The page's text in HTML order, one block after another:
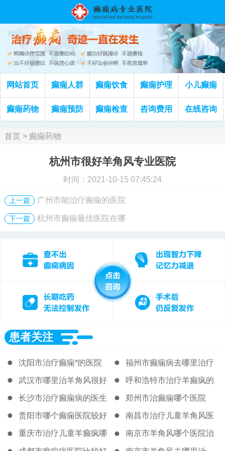
网站首页 癫痫人群 癫痫饮食 癫痫护理 小儿癫痫
癫痫药物 癫痫预防 癫痫检查 咨询费用 在线咨询
首页> 癫痫药物
杭州市很好羊角风专业医院
时间：2021-10-15 07:45:24
上一篇 广州市能治疗癫痫的医院
下一篇 杭州市癫痫最佳医院在哪
患者关注
沈阳市治疗癫痫*的医院 福州市癫痫病去哪里治疗
好
武汉市哪里治羊角风很好 呼和浩特市治疗羊癫疯的
著名医院
长沙市治疗癫痫病的医生 郑州市治癫痫哪个医院
贵阳市哪个癫痫医院较好 南昌市治疗儿童羊角风医
院
重庆市治疗儿童羊癫疯哪 南京市羊角风哪个医院治